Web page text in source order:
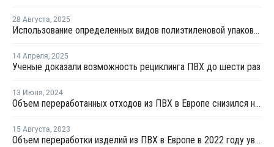
28 Августа, 2025
Использование определенных видов полиэтиленовой упаковки запретят в Хабаровском крае
14 Апреля, 2025
Ученые доказали возможность рециклинга ПВХ до шести раз
13 Июня, 2024
Объем переработанных отходов из ПВХ в Европе снизился на 9,3% в прошлом году
15 Августа, 2023
Объем переработки изделий из ПВХ в Европе в 2022 году увеличился на 0,3%